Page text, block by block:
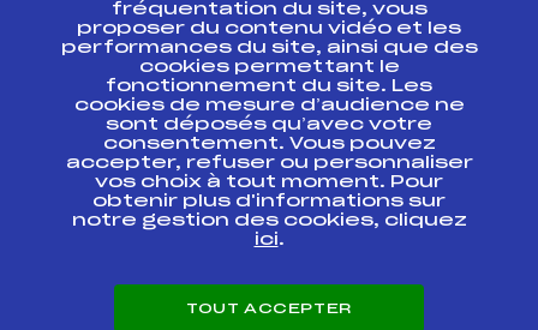
Ressources
Pass’Neige
Projet sportif fédéral
Projet de performance fédéral
Antidopage
Pôle Développement, Formation, Suivi
Scientifique
Listes ministérielles
Pôle vie de l’athlète
Enseignement professionnel
fréquentation du site, vous
proposer du contenu vidéo et les
performances du site, ainsi que des
cookies permettant le
fonctionnement du site. Les
cookies de mesure d’audience ne
sont déposés qu’avec votre
consentement. Vous pouvez
accepter, refuser ou personnaliser
vos choix à tout moment. Pour
obtenir plus d'informations sur
notre gestion des cookies, cliquez
ici.
TOUT ACCEPTER